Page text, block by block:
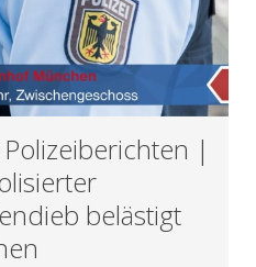
|
belästigt